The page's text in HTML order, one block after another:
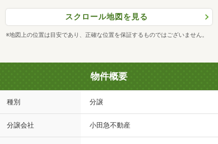
スクロール地図を見る
※地図上の位置は目安であり、正確な位置を保証するものではございません。
物件概要
種別 分譲
分譲会社 小田急不動産